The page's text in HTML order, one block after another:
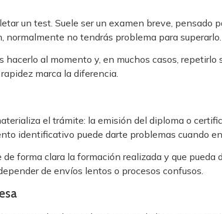
un test. Suele ser un examen breve, pensado
no tendrás problema para superarlo.
al momento y, en muchos casos, repetirlo
marca la diferencia.
el trámite: la emisión del diploma o
identificativo puede darte problemas cuando
forma clara la formación realizada y que pueda
de envíos lentos o procesos confusos.